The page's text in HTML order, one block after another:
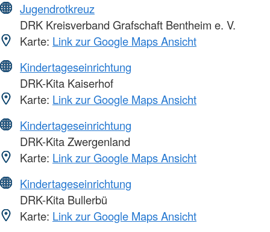
Jugendrotkreuz
DRK Kreisverband Grafschaft Bentheim e. V.
Karte: Link zur Google Maps Ansicht
Kindertageseinrichtung
DRK-Kita Kaiserhof
Karte: Link zur Google Maps Ansicht
Kindertageseinrichtung
DRK-Kita Zwergenland
Karte: Link zur Google Maps Ansicht
Kindertageseinrichtung
DRK-Kita Bullerbü
Karte: Link zur Google Maps Ansicht